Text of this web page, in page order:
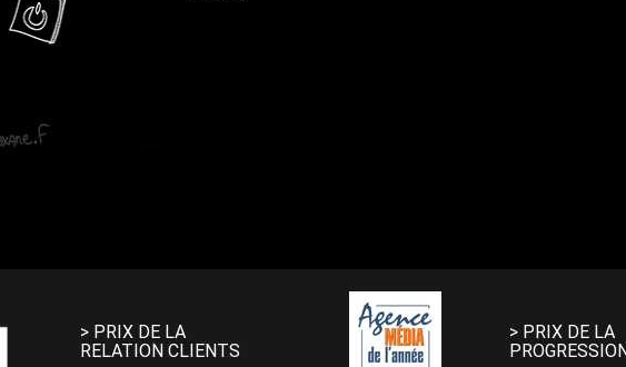
> PRIX DE LA
RELATION CLIENTS
> PRIX DE LA